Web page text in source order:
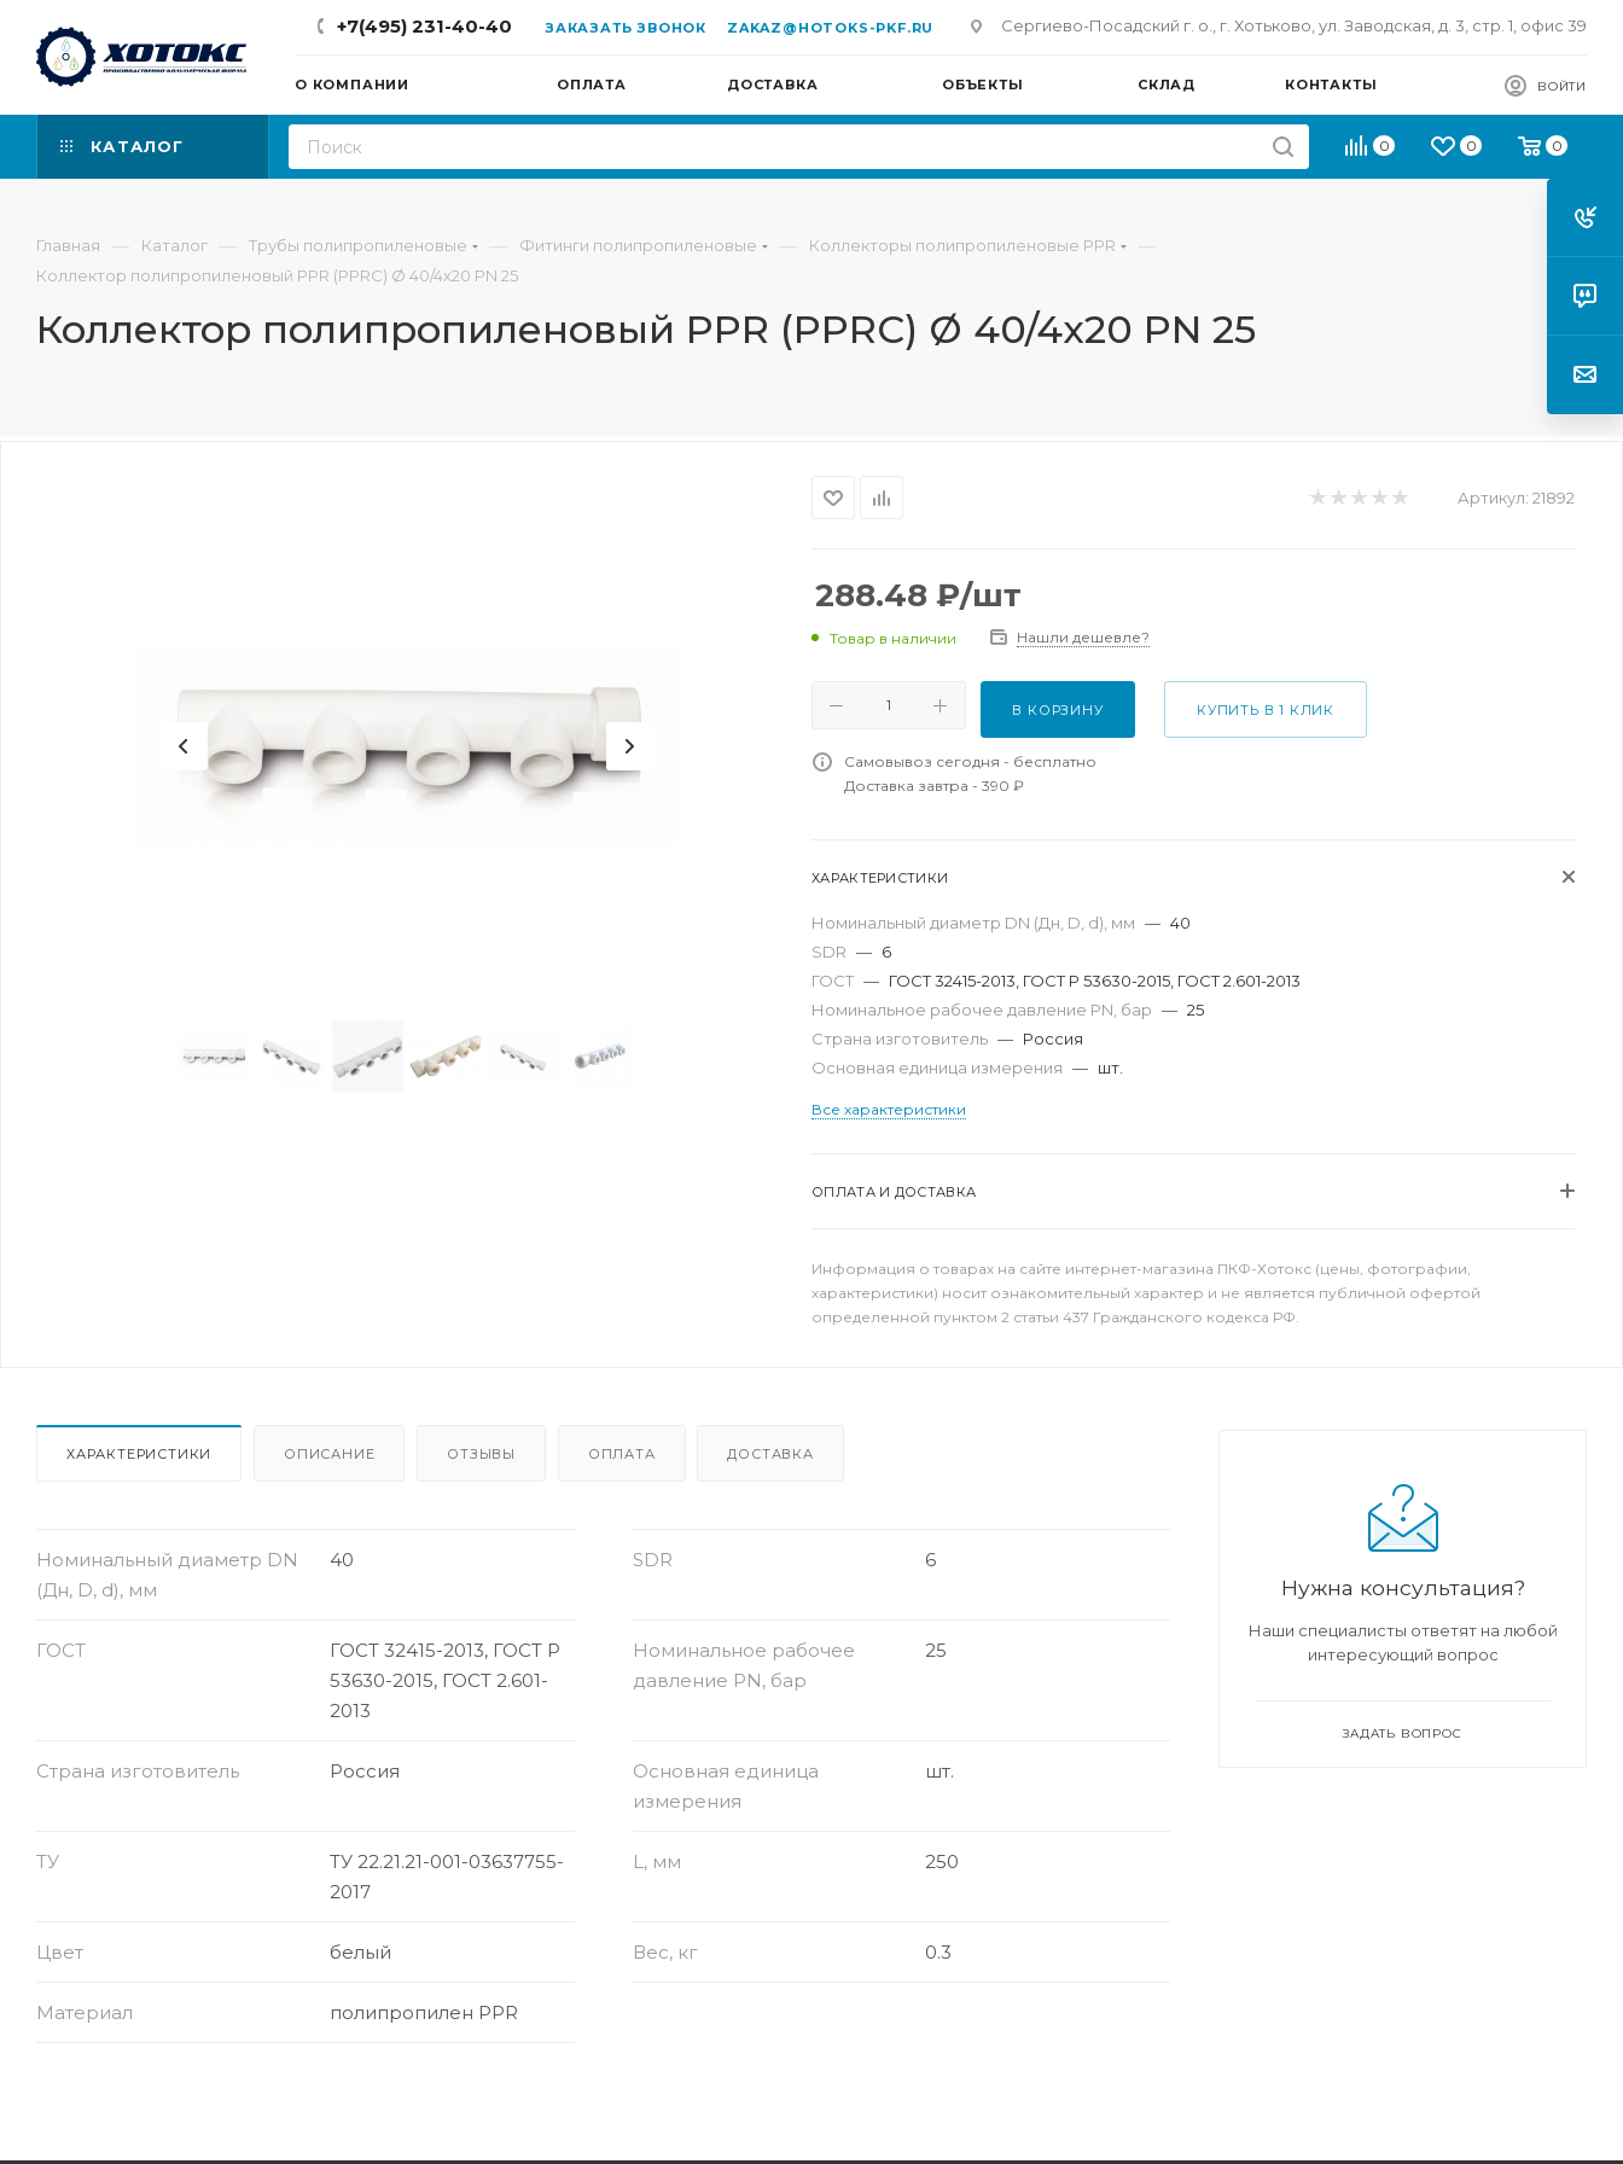
+7(495) 231-40-40 ЗАКАЗАТЬ ЗВОНОК ZAKAZ@HOTOKS-PKF.RU Сергиево-Посадский г. о., г. Хотьково, ул. Заводская, д. 3, стр. 1, офис 39
О КОМПАНИИ ОПЛАТА ДОСТАВКА ОБЪЕКТЫ СКЛАД КОНТАКТЫ ВОЙТИ
КАТАЛОГ 0 0 0
Главная — Каталог — Трубы полипропиленовые — Фитинги полипропиленовые — Коллекторы полипропиленовые PPR —
Коллектор полипропиленовый PPR (PPRC) Ø 40/4х20 PN 25
Коллектор полипропиленовый PPR (PPRC) Ø 40/4х20 PN 25
Артикул: 21892
288.48 ₽/шт
Товар в наличии Нашли дешевле?
В КОРЗИНУ КУПИТЬ В 1 КЛИК
Самовывоз сегодня - бесплатно
Доставка завтра - 390 ₽
ХАРАКТЕРИСТИКИ
Номинальный диаметр DN (Дн, D, d), мм — 40
SDR — 6
ГОСТ — ГОСТ 32415-2013, ГОСТ Р 53630-2015, ГОСТ 2.601-2013
Номинальное рабочее давление PN, бар — 25
Страна изготовитель — Россия
Основная единица измерения — шт.
Все характеристики
ОПЛАТА И ДОСТАВКА
Информация о товарах на сайте интернет-магазина ПКФ-Хотокс (цены, фотографии,
характеристики) носит ознакомительный характер и не является публичной офертой
определенной пунктом 2 статьи 437 Гражданского кодекса РФ.
ХАРАКТЕРИСТИКИ ОПИСАНИЕ ОТЗЫВЫ ОПЛАТА ДОСТАВКА
Номинальный диаметр DN
(Дн, D, d), мм
40 SDR 6
ГОСТ
ГОСТ 32415-2013, ГОСТ Р
53630-2015, ГОСТ 2.601-
2013
Номинальное рабочее
давление PN, бар
25
Страна изготовитель Россия
Основная единица
измерения
шт.
ТУ
ТУ 22.21.21-001-03637755-
2017
L, мм 250
Цвет белый Вес, кг 0.3
Материал полипропилен PPR
Нужна консультация?
Наши специалисты ответят на любой
интересующий вопрос
ЗАДАТЬ ВОПРОС